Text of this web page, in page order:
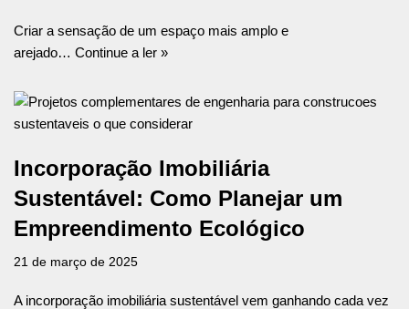
Criar a sensação de um espaço mais amplo e
arejado… Continue a ler »
Incorporação Imobiliária
Sustentável: Como Planejar um
Empreendimento Ecológico
21 de março de 2025
A incorporação imobiliária sustentável vem ganhando cada vez